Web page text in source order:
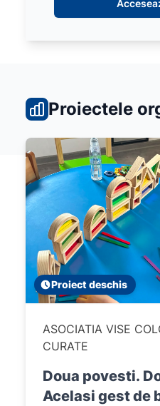
Proiectele
Proiect deschis
ASOCIATIA VISE
CURATE
Doua povesti.
Acelasi gest de